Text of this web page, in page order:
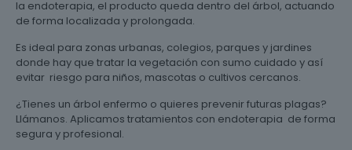
la endoterapia, el producto queda dentro del árbol, actuando
de forma localizada y prolongada.
Es ideal para zonas urbanas, colegios, parques y jardines
donde hay que tratar la vegetación con sumo cuidado y así
evitar riesgo para niños, mascotas o cultivos cercanos.
¿Tienes un árbol enfermo o quieres prevenir futuras plagas?
Llámanos. Aplicamos tratamientos con endoterapia de forma
segura y profesional.